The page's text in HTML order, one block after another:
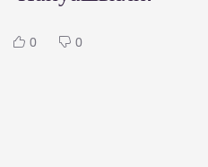
0 0